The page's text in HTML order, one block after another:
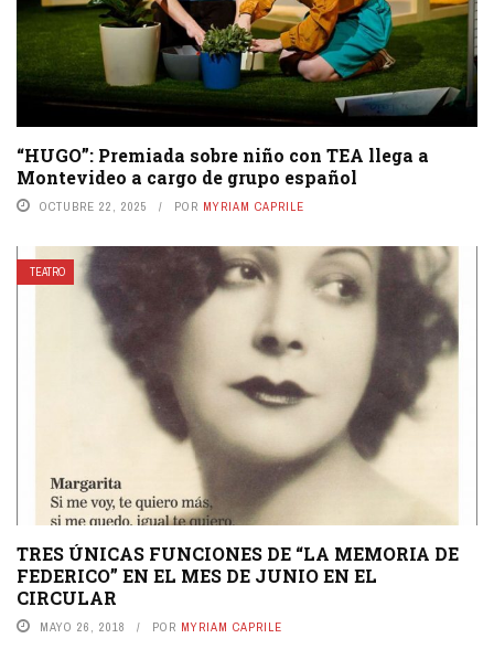
“HUGO”: Premiada sobre niño con TEA llega a
Montevideo a cargo de grupo español
OCTUBRE 22, 2025 POR MYRIAM CAPRILE
TEATRO
TRES ÚNICAS FUNCIONES DE “LA MEMORIA DE
FEDERICO” EN EL MES DE JUNIO EN EL
CIRCULAR
MAYO 26, 2018 POR MYRIAM CAPRILE